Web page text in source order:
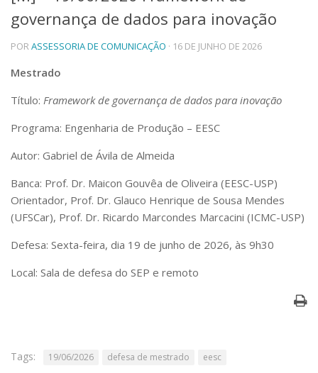
Telefones e Mapas
Pessoas
Ensino
Graduação
Educação a distância
Pesquisa e Inovação
Linhas de Pesquisa
Pós-doutorado
Iniciação Científica
Transferência de Tecnologia
Extensão à Comunidade
Projetos, Programas e Cursos
Apoio ao Estudante
governança de dados para inovação
PORASSESSORIA DE COMUNICAÇÃO · 16 DE JUNHO DE 2026
Mestrado
Título: Framework de governança de dados para inovação
Programa: Engenharia de Produção – EESC
Autor: Gabriel de Ávila de Almeida
Banca: Prof. Dr. Maicon Gouvêa de Oliveira (EESC-USP)
Orientador, Prof. Dr. Glauco Henrique de Sousa Mendes
(UFSCar), Prof. Dr. Ricardo Marcondes Marcacini (ICMC-USP)
Defesa: Sexta-feira, dia 19 de junho de 2026, às 9h30
Local: Sala de defesa do SEP e remoto
Tags: 19/06/2026 defesa de mestrado eesc